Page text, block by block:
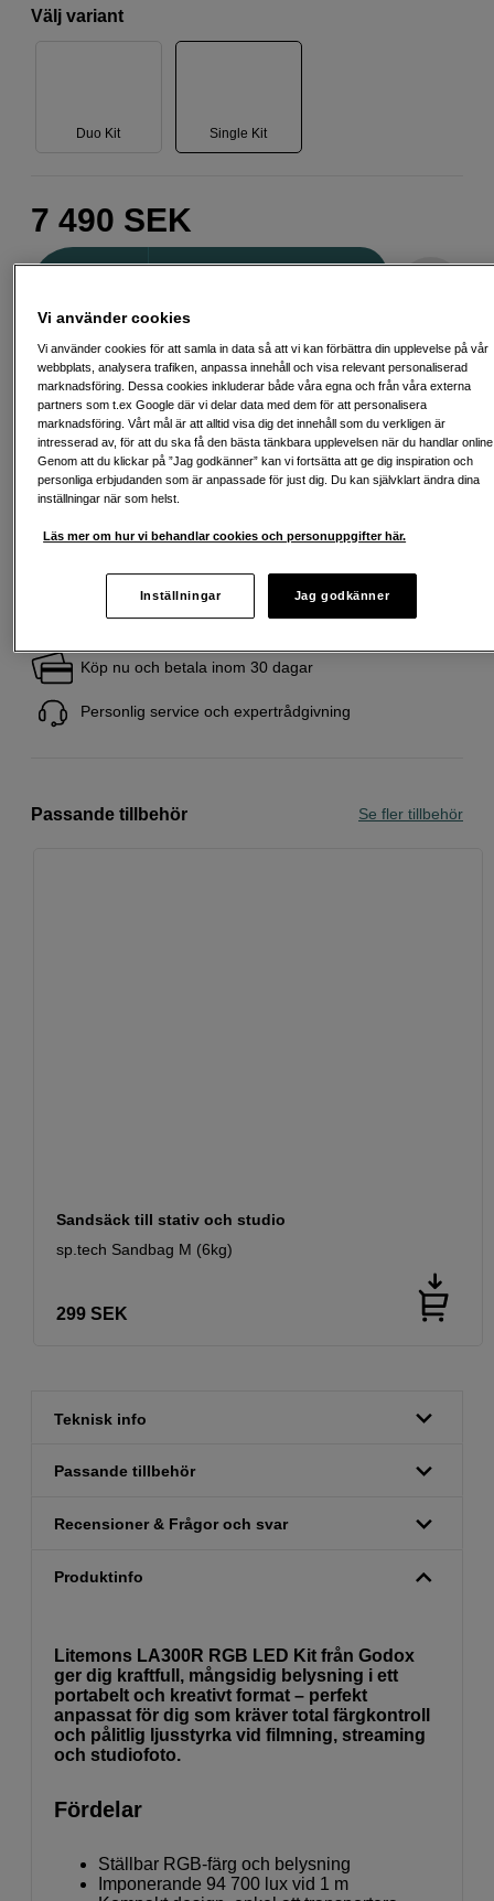
Välj variant
Duo Kit Single Kit
7 490 SEK
Antal
Delbetala från 235 SEK/mån via
Exempel: 48 mån, 235 SEK/mån, totalt 11 859 SEK, effektiv ränta 10,45 %
Startavgift 579 SEK, aviavgift 45 SEK/mån tillkommer
Att låna kostar pengar! Om du inte kan betala tillbaka skulden i tid
riskerar du en betalningsanmärkning. Det kan leda till svårigheter att få hyra
bostad, teckna abonnemang och få nya lån. För stöd, vänd dig till budget-
och skuldrådgivningen i din kommun. Kontaktuppgifter finns på
Fri frakt vid köp över 1 500 kronor
Köp nu och betala inom 30 dagar
Personlig service och expertrådgivning
Passande tillbehör Se fler tillbehör
Sandsäck till stativ och studio
sp.tech Sandbag M (6kg)
299 SEK
Teknisk info
Passande tillbehör
Recensioner & Frågor och svar
Produktinfo
Litemons LA300R RGB LED Kit från Godox
ger dig kraftfull, mångsidig belysning i ett
portabelt och kreativt format – perfekt
anpassat för dig som kräver total färgkontroll
och pålitlig ljusstyrka vid filmning, streaming
och studiofoto.
Fördelar
Ställbar RGB-färg och belysning
Imponerande 94 700 lux vid 1 m
Vi använder cookies
Vi använder cookies för att samla in data så att vi kan förbättra din upplevelse på vår
webbplats, analysera trafiken, anpassa innehåll och visa relevant personaliserad
marknadsföring. Dessa cookies inkluderar både våra egna och från våra externa
partners som t.ex Google där vi delar data med dem för att personalisera
marknadsföring. Vårt mål är att alltid visa dig det innehåll som du verkligen är
intresserad av, för att du ska få den bästa tänkbara upplevelsen när du handlar
Genom att du klickar på ”Jag godkänner” kan vi fortsätta att ge dig inspiration och
personliga erbjudanden som är anpassade för just dig. Du kan självklart ändra dina
inställningar när som helst.
Läs mer om hur vi behandlar cookies och personuppgifter här.
Inställningar Jag godkänner